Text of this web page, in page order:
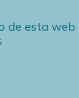
de esta web